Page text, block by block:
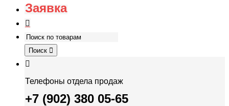
Заявка
Поиск
Телефоны отдела продаж
+7 (902) 380 05-65